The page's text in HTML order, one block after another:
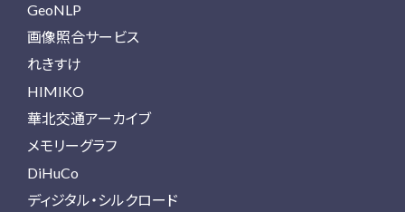
GeoNLP
画像照合サービス
れきすけ
HIMIKO
華北交通アーカイブ
メモリーグラフ
DiHuCo
ディジタル・シルクロード